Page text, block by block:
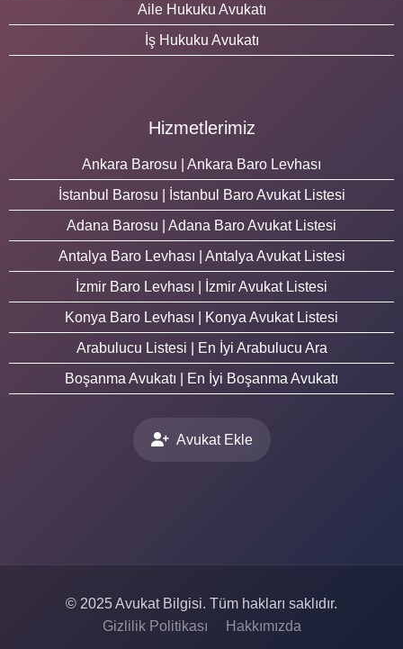
Aile Hukuku Avukatı
İş Hukuku Avukatı
Hizmetlerimiz
Ankara Barosu | Ankara Baro Levhası
İstanbul Barosu | İstanbul Baro Avukat Listesi
Adana Barosu | Adana Baro Avukat Listesi
Antalya Baro Levhası | Antalya Avukat Listesi
İzmir Baro Levhası | İzmir Avukat Listesi
Konya Baro Levhası | Konya Avukat Listesi
Arabulucu Listesi | En İyi Arabulucu Ara
Boşanma Avukatı | En İyi Boşanma Avukatı
Avukat Ekle
© 2025 Avukat Bilgisi. Tüm hakları saklıdır.
Gizlilik Politikası
Hakkımızda